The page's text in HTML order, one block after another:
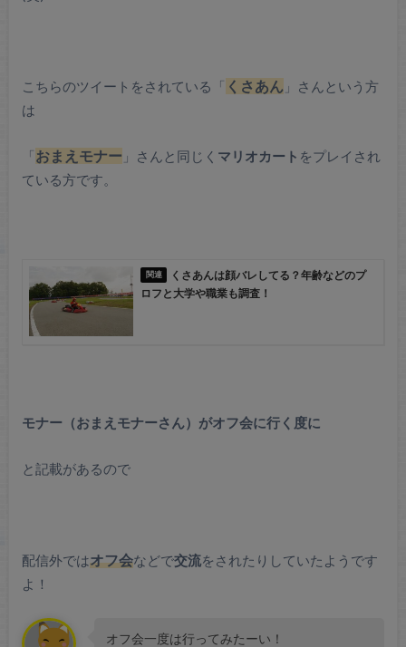
こちらのツイートをされている「 くさあん」さんという方
は
「おまえモナー 」さんと同じく マリオカート をプレイされ
ている方です。
くさあんは顔バレしてる？年齢などのプ
ロフと大学や職業も調査！
モナー（おまえモナーさん）がオフ会に行く度に
と記載があるので
配信外ではオフ会などで交流をされたりしていたようです
よ！
オフ会一度は行ってみたーい！